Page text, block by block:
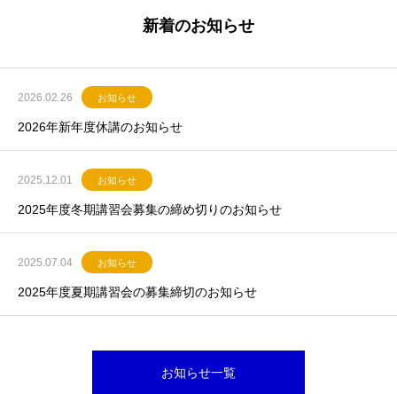
新着のお知らせ
2026.02.26 お知らせ
2026年新年度休講のお知らせ
2025.12.01 お知らせ
2025年度冬期講習会募集の締め切りのお知らせ
2025.07.04 お知らせ
2025年度夏期講習会の募集締切のお知らせ
お知らせ一覧